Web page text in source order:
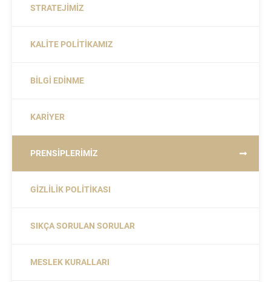
STRATEJIMIZ
KALITE POLITIKAMIZ
BILGI EDINME
KARIYER
PRENSIPLERIMIZ
GIZLILIK POLITIKASI
SIKÇA SORULAN SORULAR
MESLEK KURALLARI